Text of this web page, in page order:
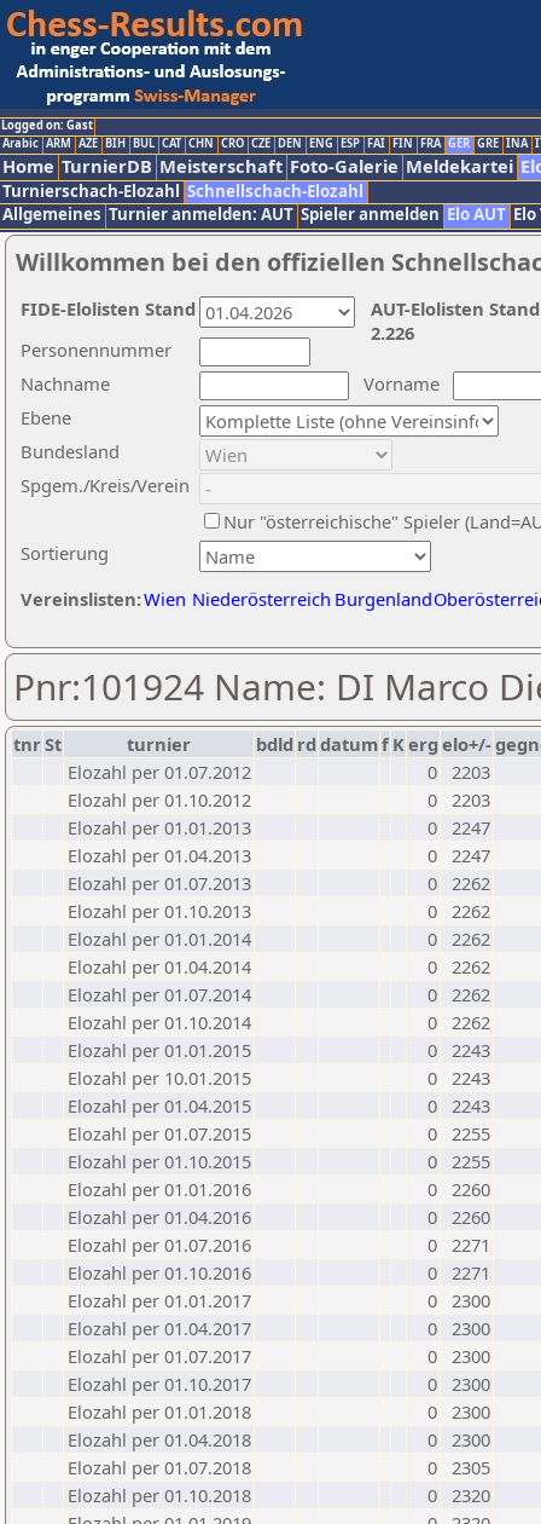
Logged on: Gast
Arabic ARM AZE BIH BUL CAT CHN CRO CZE DEN ENG ESP FAI FIN FRA GER GRE INA
Home TurnierDB Meisterschaft Foto-Galerie Meldekartei
Turnierschach-Elozahl Schnellschach-Elozahl
Allgemeines Turnier anmelden: AUT Spieler anmelden Elo AUT
Willkommen bei den offiziellen
Nachname
Vorname
Ebene
Sortierung
Personennummer
Bundesland
Spgem./Kreis/Verein
Nur "österreichische" Spieler
Vereinslisten:Wien Niederösterreich Burgenland
AUT-Elolisten
2.226
FIDE-Elolisten Stand
Pnr:101924 Name: DI Marco
tnrSt turnier bdld rd datumf Kerg elo+/-
Elozahl per 01.07.2012
0 2203
Elozahl per 01.10.2012
0 2203
Elozahl per 01.01.2013
0 2247
Elozahl per 01.04.2013
0 2247
Elozahl per 01.07.2013
0 2262
Elozahl per 01.10.2013
0 2262
Elozahl per 01.01.2014
0 2262
Elozahl per 01.04.2014
0 2262
Elozahl per 01.07.2014
0 2262
Elozahl per 01.10.2014
0 2262
Elozahl per 01.01.2015
0 2243
Elozahl per 10.01.2015
0 2243
Elozahl per 01.04.2015
0 2243
Elozahl per 01.07.2015
0 2255
Elozahl per 01.10.2015
0 2255
Elozahl per 01.01.2016
0 2260
Elozahl per 01.04.2016
0 2260
Elozahl per 01.07.2016
0 2271
Elozahl per 01.10.2016
0 2271
Elozahl per 01.01.2017
0 2300
Elozahl per 01.04.2017
0 2300
Elozahl per 01.07.2017
0 2300
Elozahl per 01.10.2017
0 2300
Elozahl per 01.01.2018
0 2300
Elozahl per 01.04.2018
0 2300
Elozahl per 01.07.2018
0 2305
Elozahl per 01.10.2018
0 2320